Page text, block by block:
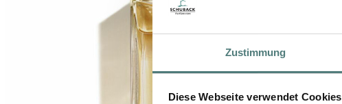
Zustimmung
Diese Webseite verwendet Cookies